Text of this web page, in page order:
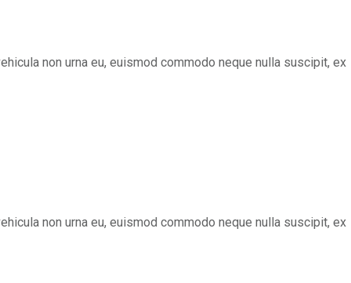
non urna eu, euismod commodo neque nulla suscipit, ex
non urna eu, euismod commodo neque nulla suscipit, ex